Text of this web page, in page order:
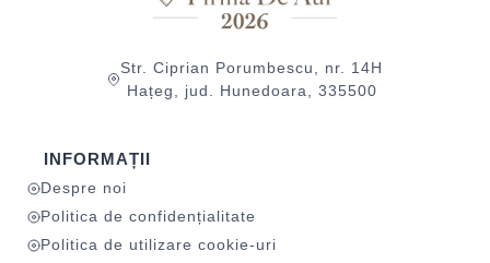
Str. Ciprian Porumbescu, nr. 14H
Hațeg, jud. Hunedoara, 335500
INFORMAȚII
Despre noi
Politica de confidențialitate
Politica de utilizare cookie-uri